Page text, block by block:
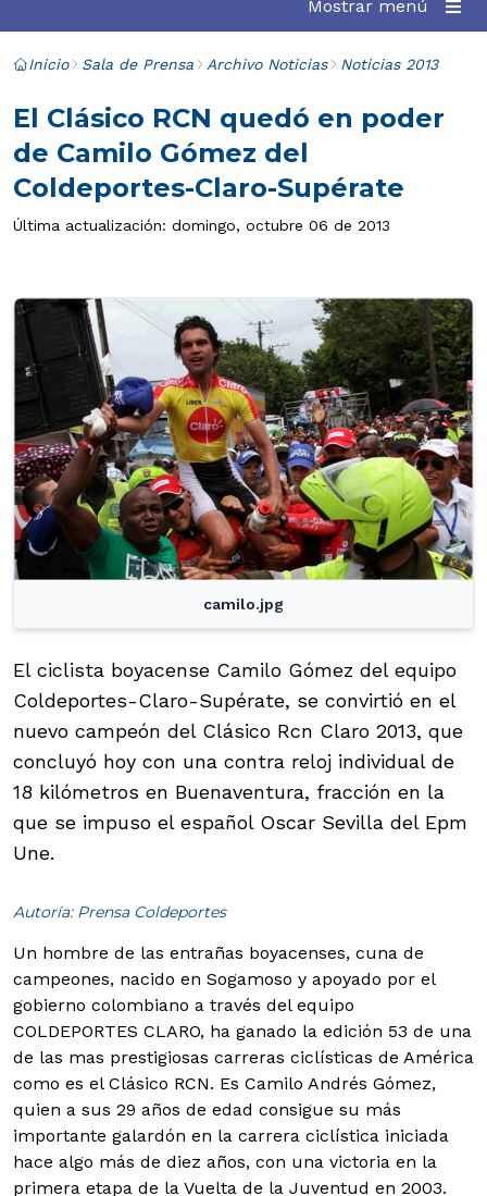
Mostrar menú
Inicio Sala de Prensa Archivo Noticias Noticias 2013
El Clásico RCN quedó en poder
de Camilo Gómez del
Coldeportes-Claro-Supérate
Última actualización: domingo, octubre 06 de 2013
camilo.jpg
El ciclista boyacense Camilo Gómez del equipo
Coldeportes-Claro-Supérate, se convirtió en el
nuevo campeón del Clásico Rcn Claro 2013, que
concluyó hoy con una contra reloj individual de
18 kilómetros en Buenaventura, fracción en la
que se impuso el español Oscar Sevilla del Epm
Une.
Autoría: Prensa Coldeportes
Un hombre de las entrañas boyacenses, cuna de
campeones, nacido en Sogamoso y apoyado por el
gobierno colombiano a través del equipo
COLDEPORTES CLARO, ha ganado la edición 53 de una
de las mas prestigiosas carreras ciclísticas de América
como es el Clásico RCN. Es Camilo Andrés Gómez,
quien a sus 29 años de edad consigue su más
importante galardón en la carrera ciclística iniciada
hace algo más de diez años, con una victoria en la
primera etapa de la Vuelta de la Juventud en 2003.